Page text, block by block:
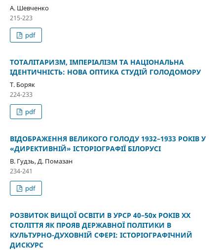
А. Шевченко
215-223
pdf
ТОТАЛІТАРИЗМ, ІМПЕРІАЛІЗМ ТА НАЦІОНАЛЬНА
ІДЕНТИЧНІСТЬ: НОВА ОПТИКА СТУДІЙ ГОЛОДОМОРУ
Т. Боряк
224-233
pdf
ВІДОБРАЖЕННЯ ВЕЛИКОГО ГОЛОДУ 1932–1933 РОКІВ У
«ДИРЕКТИВНІЙ» ІСТОРІОГРАФІЇ БІЛОРУСІ
В. Гудзь, Д. Помазан
234-241
pdf
РОЗВИТОК ВИЩОЇ ОСВІТИ В УРСР 40–50х РОКІВ XX
СТОЛІТТЯ ЯК ПРОЯВ ДЕРЖАВНОЇ ПОЛІТИКИ В
КУЛЬТУРНО-ДУХОВНІЙ СФЕРІ: ІСТОРІОГРАФІЧНИЙ
ДИСКУРС